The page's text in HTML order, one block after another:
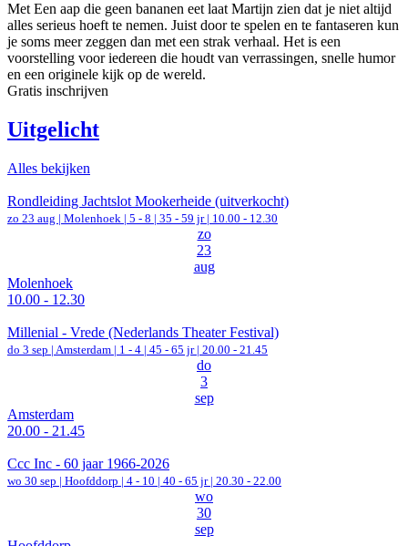
Met Een aap die geen bananen eet laat Martijn zien dat je niet altijd
alles serieus hoeft te nemen. Juist door te spelen en te fantaseren kun
je soms meer zeggen dan met een strak verhaal. Het is een
voorstelling voor iedereen die houdt van verrassingen, snelle humor
en een originele kijk op de wereld.
Gratis inschrijven
Uitgelicht
Alles bekijken
Rondleiding Jachtslot Mookerheide (uitverkocht)
zo 23 aug | Molenhoek | 5 - 8 | 35 - 59 jr | 10.00 - 12.30
zo
23
aug
Molenhoek
10.00 - 12.30
Millenial - Vrede (Nederlands Theater Festival)
do 3 sep | Amsterdam | 1 - 4 | 45 - 65 jr | 20.00 - 21.45
do
3
sep
Amsterdam
20.00 - 21.45
Ccc Inc - 60 jaar 1966-2026
wo 30 sep | Hoofddorp | 4 - 10 | 40 - 65 jr | 20.30 - 22.00
wo
30
sep